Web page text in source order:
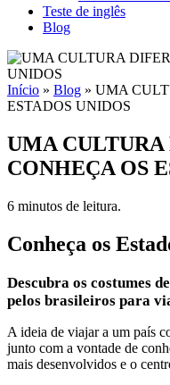
Teste de inglês
Blog
Início » Blog » UMA
ESTADOS UNIDOS
UMA
CONHEÇA OS
6 minutos de leitura.
Conheça os
Descubra os costumes
pelos brasileiros para
A ideia de viajar a um país
junto com a vontade de
mais desenvolvidos e o